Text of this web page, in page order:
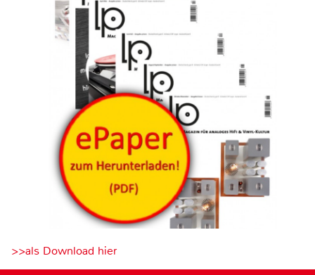
>>als Download hier